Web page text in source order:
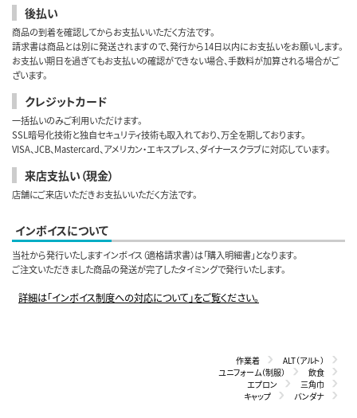
後払い
商品の到着を確認してからお支払いいただく方法です。
請求書は商品とは別に発送されますので、発行から14日以内にお支払いをお願いします。
お支払い期日を過ぎてもお支払いの確認ができない場合、手数料が加算される場合がご
ざいます。
クレジットカード
一括払いのみご利用いただけます。
SSL暗号化技術と独自セキュリティ技術も取入れており、万全を期しております。
VISA、JCB、Mastercard、アメリカン・エキスプレス、ダイナースクラブに対応しています。
来店支払い（現金）
店舗にご来店いただきお支払いいただく方法です。
インボイスについて
当社から発行いたしますインボイス（適格請求書）は「購入明細書」となります。
ご注文いただきました商品の発送が完了したタイミングで発行いたします。
詳細は「インボイス制度への対応について」をご覧ください。
作業着
ALT（アルト）
ユニフォーム（制服）
飲食
エプロン
三角巾
キャップ
バンダナ